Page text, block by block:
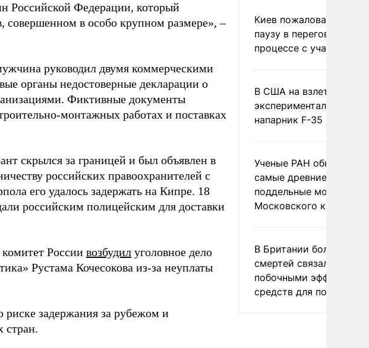
Российской Федерации, который
совершенном в особо крупном размере», –
руководил двумя коммерческими
органы недостоверные декларации о
Фиктивные документы
монтажных работах и поставках
скрылся за границей и был объявлен в
российских правоохранителей с
его удалось задержать на Кипре. 18
российским полицейским для доставки
России возбудил уголовное дело
Рустама Кочесокова из-за неуплаты
риске задержания за рубежом и
стран.
Киев пожаловался на
паузу в переговорном
процессе с участием
В США на взлете
экспериментальный
напарник F-35
Ученые РАН
самые древние
поддельные монеты
Московского
В Британии более ста
смертей связали с
побочными эффектами
средств для похудения